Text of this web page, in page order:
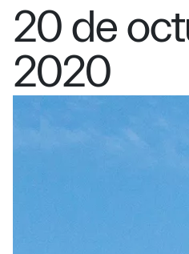
20 de
2020